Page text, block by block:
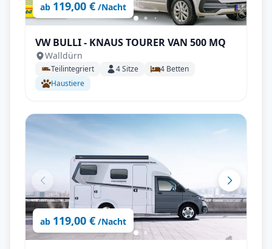
ab 119,00 € /Nacht
VW BULLI - KNAUS TOURER VAN 500 MQ
Walldürn
Teilintegriert 4Sitze 4 Betten
Haustiere
ab 119,00 € /Nacht